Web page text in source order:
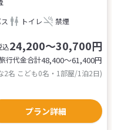
トイレ 禁煙
込24,200～30,700円
行代金合計48,400〜61,400円
2名 こども0名・1部屋/1泊2日)
プラン詳細